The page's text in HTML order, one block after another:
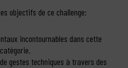
objectifs de ce challenge:
incontournables dans cette
catégorie.
gestes techniques à travers des